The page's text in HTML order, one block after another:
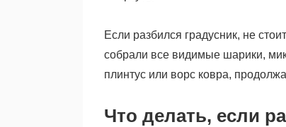
Если разбился градусник, не
собрали все видимые шарики,
плинтус или ворс ковра,
Что делать, если